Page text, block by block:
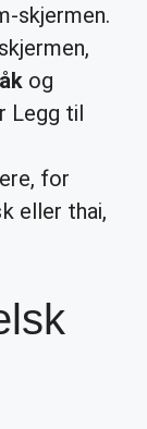
skjermen.
og
Legg til
for
eller thai,